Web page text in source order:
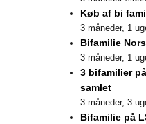
Køb af bi
3 måneder, 1
Bifamilie
3 måneder, 1
3 bifamilier
samlet
3 måneder, 3
Bifamilie på